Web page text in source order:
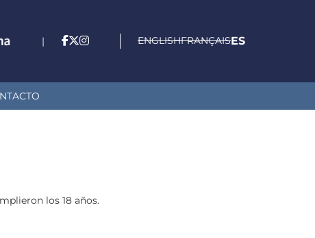
| ENGLISHFRANÇAISES
los 18 años.